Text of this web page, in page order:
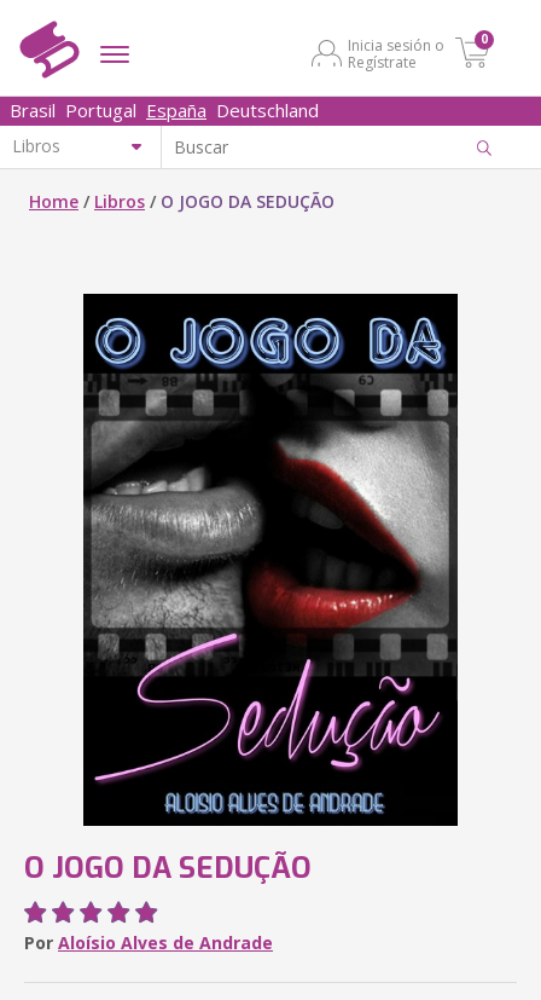
Inicia sesión o
Regístrate
0
Brasil Portugal España Deutschland
Home / Libros / O JOGO DA SEDUÇÃO
O JOGO DA SEDUÇÃO
Por Aloísio Alves de Andrade